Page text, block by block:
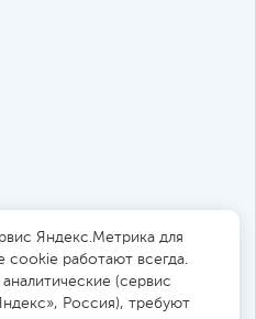
Яндекс.Метрика для
cookie работают всегда.
(сервис
Россия), требуют